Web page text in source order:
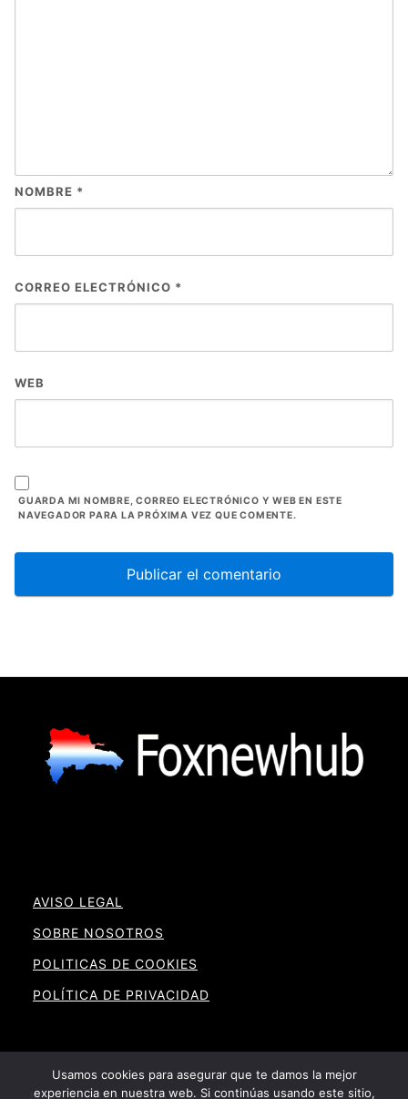
NOMBRE *
CORREO ELECTRÓNICO *
WEB
GUARDA MI NOMBRE, CORREO ELECTRÓNICO Y WEB EN ESTE
NAVEGADOR PARA LA PRÓXIMA VEZ QUE COMENTE.
AVISO LEGAL
SOBRE NOSOTROS
POLITICAS DE COOKIES
POLÍTICA DE PRIVACIDAD
Usamos cookies para asegurar que te damos la mejor
experiencia en nuestra web. Si continúas usando este sitio,